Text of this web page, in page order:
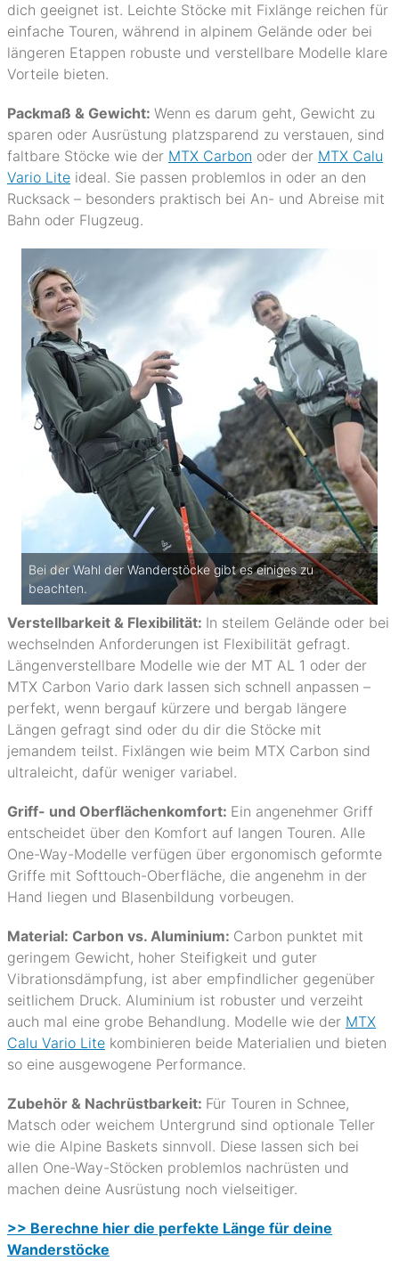
dich geeignet ist. Leichte Stöcke mit Fixlänge reichen für
einfache Touren, während in alpinem Gelände oder bei
längeren Etappen robuste und verstellbare Modelle klare
Vorteile bieten.
Packmaß & Gewicht: Wenn es darum geht, Gewicht zu
sparen oder Ausrüstung platzsparend zu verstauen, sind
faltbare Stöcke wie der MTX Carbon oder der MTX Calu
Vario Lite ideal. Sie passen problemlos in oder an den
Rucksack – besonders praktisch bei An- und Abreise mit
Bahn oder Flugzeug.
Bei der Wahl der Wanderstöcke gibt es einiges zu
beachten.
Verstellbarkeit & Flexibilität: In steilem Gelände oder bei
wechselnden Anforderungen ist Flexibilität gefragt.
Längenverstellbare Modelle wie der MT AL 1 oder der
MTX Carbon Vario dark lassen sich schnell anpassen –
perfekt, wenn bergauf kürzere und bergab längere
Längen gefragt sind oder du dir die Stöcke mit
jemandem teilst. Fixlängen wie beim MTX Carbon sind
ultraleicht, dafür weniger variabel.
Griff- und Oberflächenkomfort: Ein angenehmer Griff
entscheidet über den Komfort auf langen Touren. Alle
One-Way-Modelle verfügen über ergonomisch geformte
Griffe mit Softtouch-Oberfläche, die angenehm in der
Hand liegen und Blasenbildung vorbeugen.
Material: Carbon vs. Aluminium: Carbon punktet mit
geringem Gewicht, hoher Steifigkeit und guter
Vibrationsdämpfung, ist aber empfindlicher gegenüber
seitlichem Druck. Aluminium ist robuster und verzeiht
auch mal eine grobe Behandlung. Modelle wie der MTX
Calu Vario Lite kombinieren beide Materialien und bieten
so eine ausgewogene Performance.
Zubehör & Nachrüstbarkeit: Für Touren in Schnee,
Matsch oder weichem Untergrund sind optionale Teller
wie die Alpine Baskets sinnvoll. Diese lassen sich bei
allen One-Way-Stöcken problemlos nachrüsten und
machen deine Ausrüstung noch vielseitiger.
>> Berechne hier die perfekte Länge für deine
Wanderstöcke